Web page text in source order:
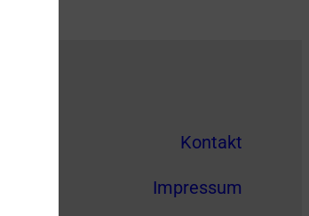
Kontakt
Impressum